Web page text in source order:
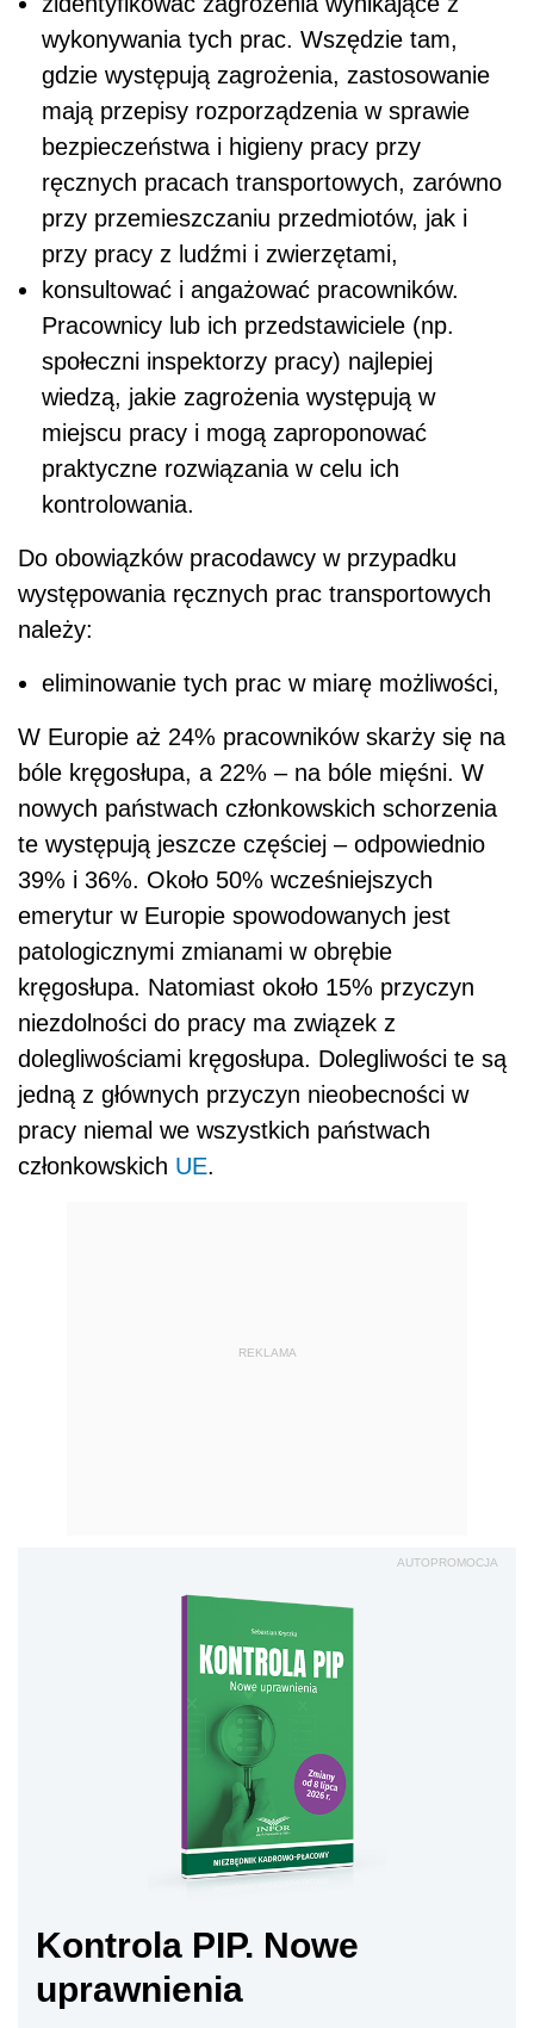
wykonywania tych prac. Wszędzie tam,
gdzie występują zagrożenia, zastosowanie
mają przepisy rozporządzenia w sprawie
bezpieczeństwa i higieny pracy przy
ręcznych pracach transportowych, zarówno
przy przemieszczaniu przedmiotów, jak i
przy pracy z ludźmi i zwierzętami,
konsultować i angażować pracowników.
Pracownicy lub ich przedstawiciele (np.
społeczni inspektorzy pracy) najlepiej
wiedzą, jakie zagrożenia występują w
miejscu pracy i mogą zaproponować
praktyczne rozwiązania w celu ich
kontrolowania.
Do obowiązków pracodawcy w przypadku
występowania ręcznych prac transportowych
należy:
eliminowanie tych prac w miarę możliwości,
W Europie aż 24% pracowników skarży się na
bóle kręgosłupa, a 22% – na bóle mięśni. W
nowych państwach członkowskich schorzenia
te występują jeszcze częściej – odpowiednio
39% i 36%. Około 50% wcześniejszych
emerytur w Europie spowodowanych jest
patologicznymi zmianami w obrębie
kręgosłupa. Natomiast około 15% przyczyn
niezdolności do pracy ma związek z
dolegliwościami kręgosłupa. Dolegliwości te są
jedną z głównych przyczyn nieobecności w
pracy niemal we wszystkich państwach
członkowskich UE.
REKLAMA
AUTOPROMOCJA
Kontrola PIP. Nowe
uprawnienia